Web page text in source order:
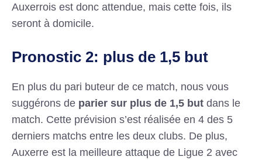
Auxerrois est donc attendue, mais cette fois, ils
seront à domicile.
Pronostic 2: plus de 1,5 but
En plus du pari buteur de ce match, nous vous
suggérons de parier sur plus de 1,5 but dans le
match. Cette prévision s’est réalisée en 4 des 5
derniers matchs entre les deux clubs. De plus,
Auxerre est la meilleure attaque de Ligue 2 avec